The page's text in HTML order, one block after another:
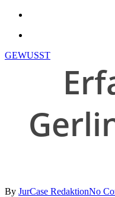
GEWUSST
By JurCase RedaktionNo